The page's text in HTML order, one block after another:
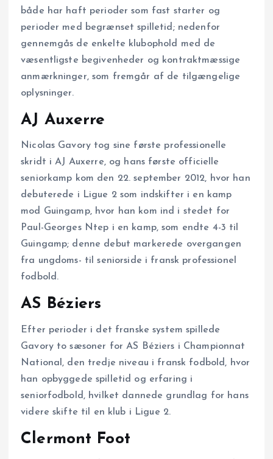
både har haft perioder som fast starter og
perioder med begrænset spilletid; nedenfor
gennemgås de enkelte klubophold med de
væsentligste begivenheder og kontraktmæssige
anmærkninger, som fremgår af de tilgængelige
oplysninger.
AJ Auxerre
Nicolas Gavory tog sine første professionelle
skridt i AJ Auxerre, og hans første officielle
seniorkamp kom den 22. september 2012, hvor han
debuterede i Ligue 2 som indskifter i en kamp
mod Guingamp, hvor han kom ind i stedet for
Paul-Georges Ntep i en kamp, som endte 4-3 til
Guingamp; denne debut markerede overgangen
fra ungdoms- til seniorside i fransk professionel
fodbold.
AS Béziers
Efter perioder i det franske system spillede
Gavory to sæsoner for AS Béziers i Championnat
National, den tredje niveau i fransk fodbold, hvor
han opbyggede spilletid og erfaring i
seniorfodbold, hvilket dannede grundlag for hans
videre skifte til en klub i Ligue 2.
Clermont Foot